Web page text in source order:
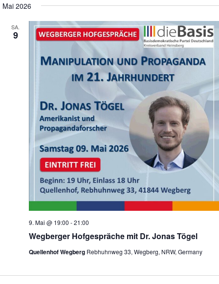
Mai 2026
SA.
9
Wegberger Hofgespräche mit Dr. Jonas Tögel
9. Mai @ 19:00 -21:00
Quellenhof Wegberg Rebhuhnweg 33, Wegberg, NRW, Germany